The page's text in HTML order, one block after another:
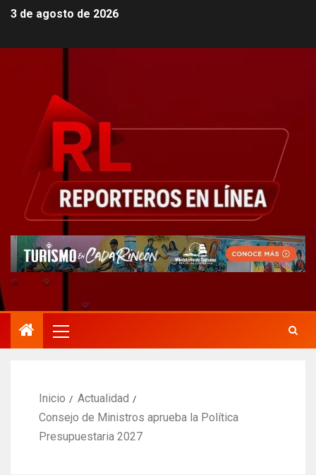
3 de agosto de 2026
Inicio
Actualidad
Consejo de Ministros aprueba la Política
Presupuestaria 2027